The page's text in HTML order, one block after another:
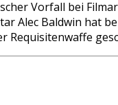
Vorfall bei
Alec Baldwin hat
Requisitenwaffe